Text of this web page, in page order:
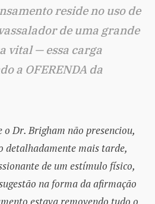
reside no uso de
de uma grande
vital — essa carga
a OFERENDA da
Dr. Brigham não presenciou,
detalhadamente mais tarde,
de um estímulo físico,
na forma da afirmação
estava removendo tudo o